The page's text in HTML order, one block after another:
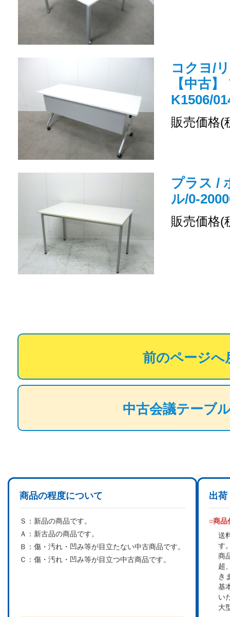
コクヨ/
【中古
K1506/
販売価格(
プラス /
ル/0-
販売価格(
前のページへ
中古会議テーブ
商品の程度について
Ｓ： 新品の商品です。
Ａ： 新古品の商品です。
Ｂ： 傷・汚れ・凹み等が目立たない中古商品です。
Ｃ： 傷・汚れ・凹み等が目立つ中古商品です。
出荷
○商品
送
す
商
超
き
基
い
大